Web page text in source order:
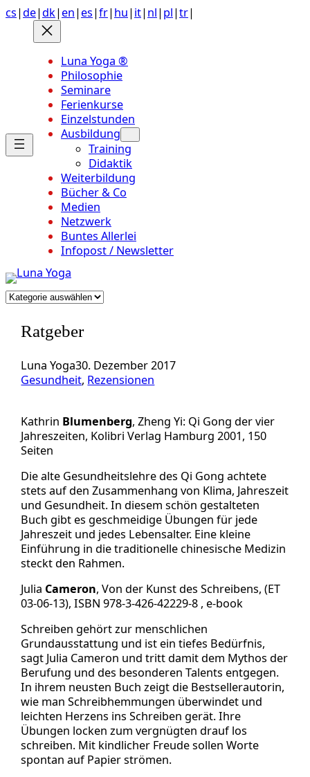
Anchor
Zum
Inhalt
springen
cs|de|dk| en| es|fr| hu| it| nl| pl|tr|
Luna Yoga ®
Philosophie
Seminare
Ferienkurse
Einzelstunden
Ausbildung
Training
Didaktik
Weiterbildung
Bücher & Co
Medien
Netzwerk
Buntes Allerlei
Infopost / Newsletter
Kategorien
Ratgeber
Luna Yoga30. Dezember 2017
Gesundheit, Rezensionen
Kathrin Blumenberg, Zheng Yi: Qi Gong der vier
Jahreszeiten, Kolibri Verlag Hamburg 2001, 150
Seiten
Die alte Gesundheitslehre des Qi Gong achtete
stets auf den Zusammenhang von Klima, Jahreszeit
und Gesundheit. In diesem schön gestalteten
Buch gibt es geschmeidige Übungen für jede
Jahreszeit und jedes Lebensalter. Eine kleine
Einführung in die traditionelle chinesische Medizin
steckt den Rahmen.
Julia Cameron, Von der Kunst des Schreibens, (ET
03-06-13), ISBN 978-3-426-42229-8 , e-book
Schreiben gehört zur menschlichen
Grundausstattung und ist ein tiefes Bedürfnis,
sagt Julia Cameron und tritt damit dem Mythos der
Berufung und des besonderen Talents entgegen.
In ihrem neusten Buch zeigt die Bestsellerautorin,
wie man Schreibhemmungen überwindet und
leichten Herzens ins Schreiben gerät. Ihre
Übungen locken zum vergnügten drauf los
schreiben. Mit kindlicher Freude sollen Worte
spontan auf Papier strömen.